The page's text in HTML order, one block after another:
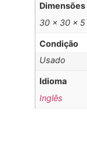
Dimensões
30 × 30 × 5
Condição
Usado
Idioma
Inglês